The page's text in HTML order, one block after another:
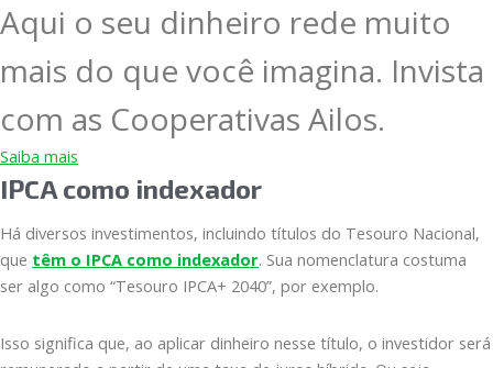
Aqui o seu dinheiro rede muito
mais do que você imagina. Invista
com as Cooperativas Ailos.
Saiba mais
IPCA como indexador
Há diversos investimentos, incluindo títulos do Tesouro Nacional,
que têm o IPCA como indexador. Sua nomenclatura costuma
ser algo como “Tesouro IPCA+ 2040”, por exemplo.
Isso significa que, ao aplicar dinheiro nesse título, o investidor será